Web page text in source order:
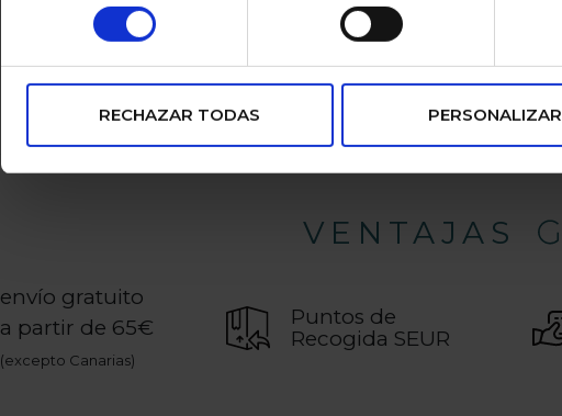
consentimiento
RECHAZAR TODAS PERSONALIZAR
VENTAJAS
envío gratuito
a partir de 65€
(excepto Canarias)
Puntos de
Recogida SEUR